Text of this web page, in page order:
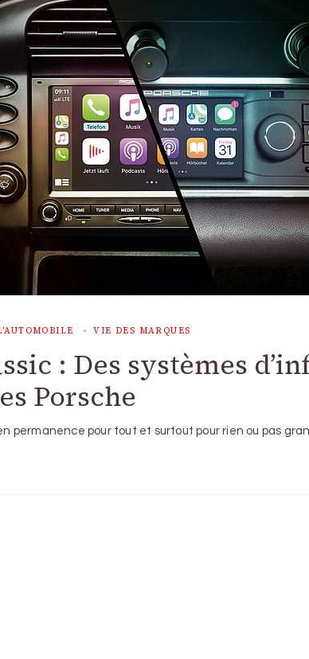
VIE DES MARQUES
: Des systèmes
Porsche
permanence pour tout et surtout pour rien ou pas